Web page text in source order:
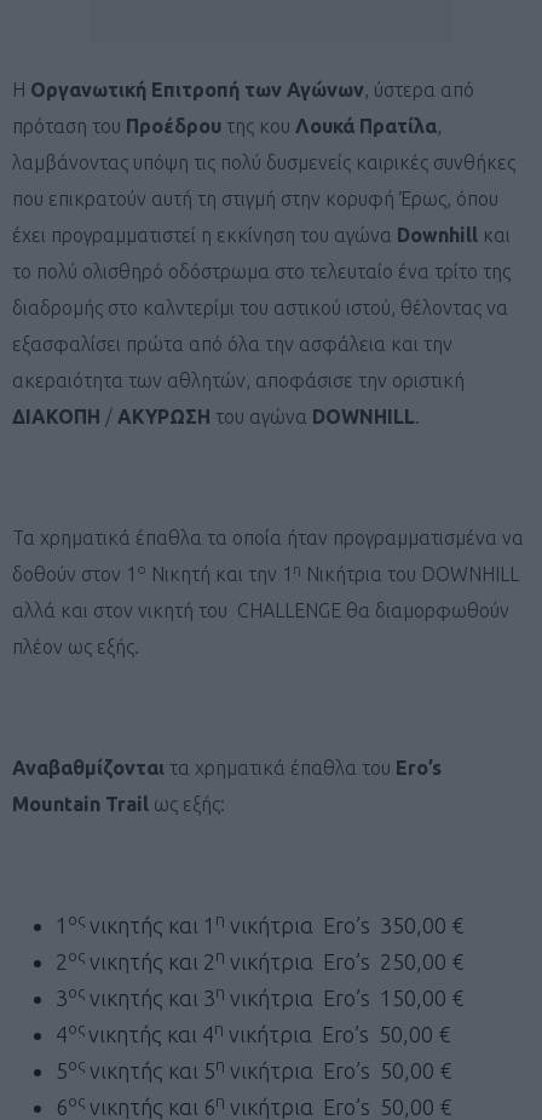
Η Οργανωτική Επιτροπή των Αγώνων, ύστερα από
πρόταση του Προέδρου της κου Λουκά Πρατίλα,
λαμβάνοντας υπόψη τις πολύ δυσμενείς καιρικές συνθήκες
που επικρατούν αυτή τη στιγμή στην κορυφή Έρως, όπου
έχει προγραμματιστεί η εκκίνηση του αγώνα Downhill και
το πολύ ολισθηρό οδόστρωμα στο τελευταίο ένα τρίτο της
διαδρομής στο καλντερίμι του αστικού ιστού, θέλοντας να
εξασφαλίσει πρώτα από όλα την ασφάλεια και την
ακεραιότητα των αθλητών, αποφάσισε την οριστική
ΔΙΑΚΟΠΗ / ΑΚΥΡΩΣΗ του αγώνα DOWNHILL.
Τα χρηματικά έπαθλα τα οποία ήταν προγραμματισμένα να
δοθούν στον 1 ο Νικητή και την 1 η Νικήτρια του DOWNHILL
αλλά και στον νικητή του CHALLENGE θα διαμορφωθούν
πλέον ως εξής.
Αναβαθμίζονται τα χρηματικά έπαθλα του Ero’s
Mountain Trail ως εξής:
1 ος νικητής και 1 η νικήτρια Ero’s 350,00 €
2ος νικητής και 2η νικήτρια Ero’s 250,00 €
3ος νικητής και 3η νικήτρια Ero’s 150,00 €
4οςνικητής και 4η νικήτρια Ero’s 50,00 €
5ος νικητής και 5η νικήτρια Ero’s 50,00 €
6ος νικητής και 6η νικήτρια Ero’s 50,00 €